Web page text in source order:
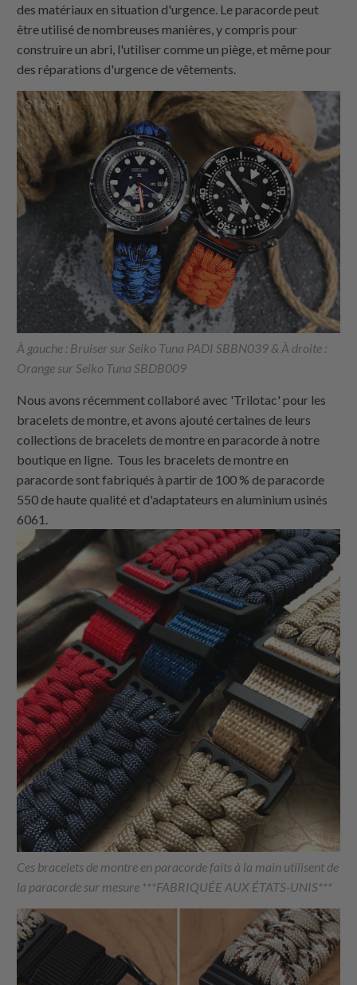
des matériaux en situation d'urgence. Le paracorde peut
être utilisé de nombreuses manières, y compris pour
construire un abri, l'utiliser comme un piège, et même pour
des réparations d'urgence de vêtements.
À gauche : Bruiser sur Seiko Tuna PADI SBBN039 & À droite :
Orange sur Seiko Tuna SBDB009
Nous avons récemment collaboré avec 'Trilotac' pour les
bracelets de montre, et avons ajouté certaines de leurs
collections de bracelets de montre en paracorde à notre
boutique en ligne. Tous les bracelets de montre en
paracorde sont fabriqués à partir de 100 % de paracorde
550 de haute qualité et d'adaptateurs en aluminium usinés
6061.
Ces bracelets de montre en paracorde faits à la main utilisent de
la paracorde sur mesure ***FABRIQUÉE AUX ÉTATS-UNIS***